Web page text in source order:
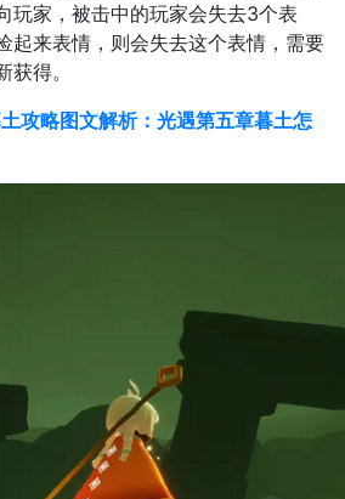
玩家，被击中的玩家会失去3个表
起来表情，则会失去这个表情，需要
得。
攻略图文解析：光遇第五章暮土怎